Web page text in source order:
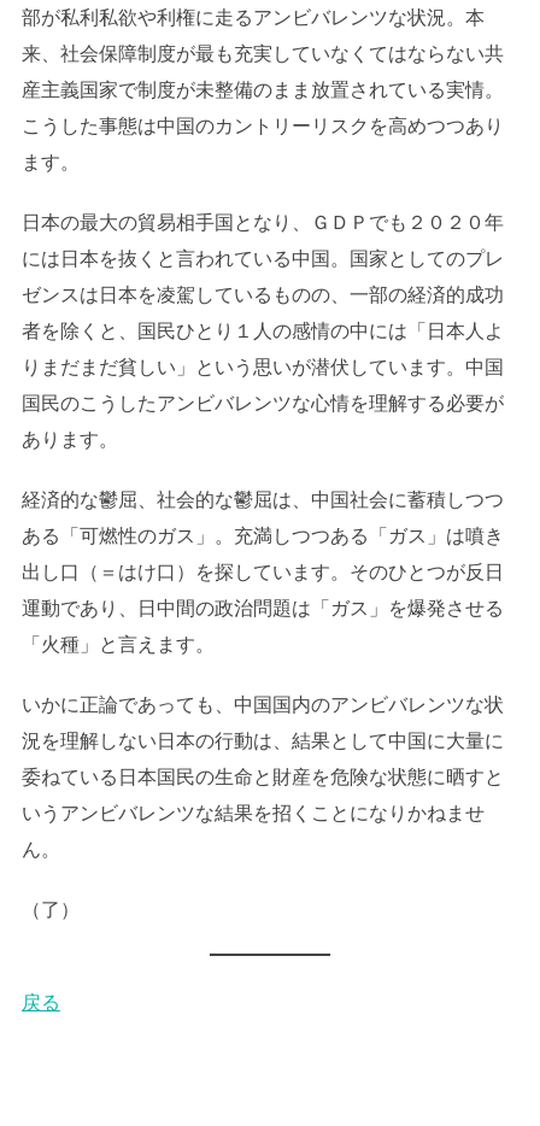
部が私利私欲や利権に走るアンビバレンツな状況。本
来、社会保障制度が最も充実していなくてはならない共
産主義国家で制度が未整備のまま放置されている実情。
こうした事態は中国のカントリーリスクを高めつつあり
ます。
日本の最大の貿易相手国となり、ＧＤＰでも２０２０年
には日本を抜くと言われている中国。国家としてのプレ
ゼンスは日本を凌駕しているものの、一部の経済的成功
者を除くと、国民ひとり１人の感情の中には「日本人よ
りまだまだ貧しい」という思いが潜伏しています。中国
国民のこうしたアンビバレンツな心情を理解する必要が
あります。
経済的な鬱屈、社会的な鬱屈は、中国社会に蓄積しつつ
ある「可燃性のガス」。充満しつつある「ガス」は噴き
出し口（＝はけ口）を探しています。そのひとつが反日
運動であり、日中間の政治問題は「ガス」を爆発させる
「火種」と言えます。
いかに正論であっても、中国国内のアンビバレンツな状
況を理解しない日本の行動は、結果として中国に大量に
委ねている日本国民の生命と財産を危険な状態に晒すと
いうアンビバレンツな結果を招くことになりかねませ
ん。
（了）
戻る